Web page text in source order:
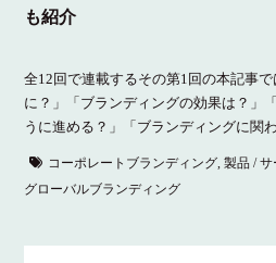
も紹介
全12回で連載するその第1回の本記事
に？」「ブランディングの効果は？」
うに進める？」「ブランディングに関わ
コーポレートブランディング ,製品 /
グローバルブランディング